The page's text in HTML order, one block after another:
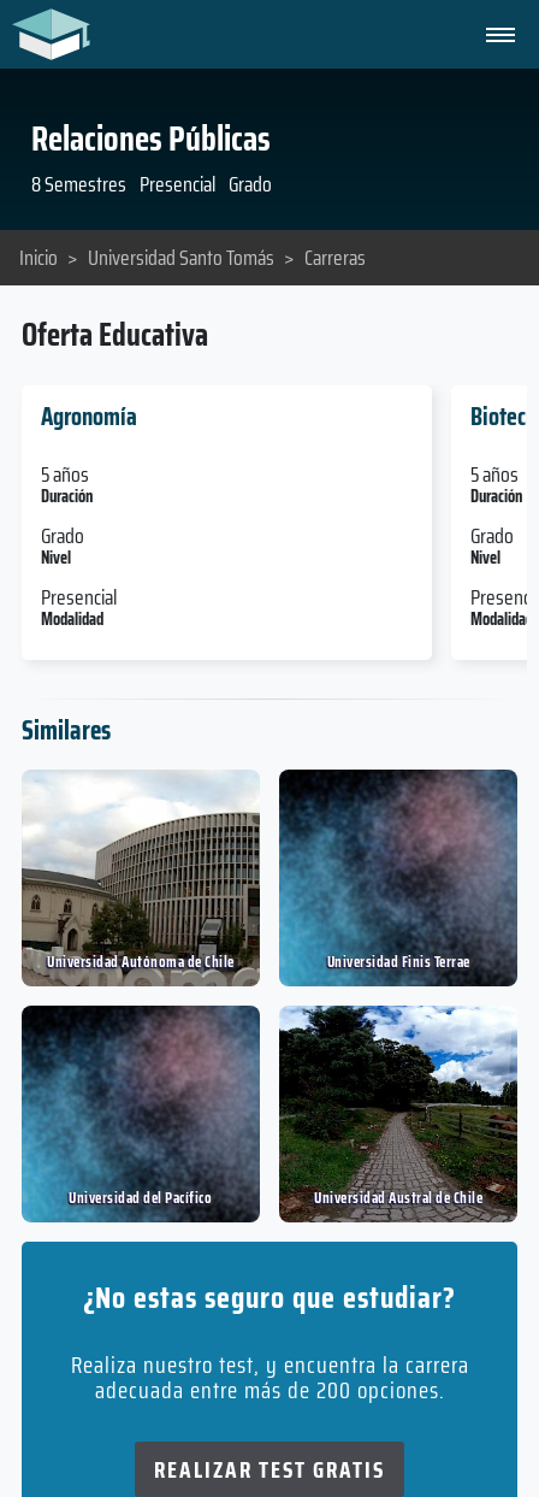
Relaciones Públicas
8 Semestres Presencial Grado
Inicio > Universidad Santo Tomás > Carreras
Oferta Educativa
Agronomía
5 años
Duración
Grado
Nivel
Presencial
Modalidad
5 años
Duración
Grado
Nivel
Modalidad
Similares
Universidad Autónoma de Chile Universidad Finis Terrae
Universidad del Pací­fico Universidad Austral de Chile
¿No estas seguro que estudiar?
Realiza nuestro test, y encuentra la carrera
adecuada entre más de 200 opciones.
REALIZAR TEST GRATIS